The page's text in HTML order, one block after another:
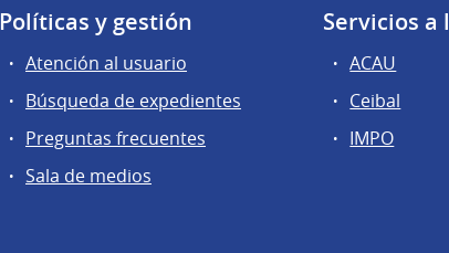
Políticas y gestión
Atención al usuario
Búsqueda de expedientes
Preguntas frecuentes
Sala de medios
Servicios a
ACAU
Ceibal
IMPO